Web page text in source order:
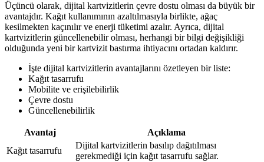
Üçüncü olarak, dijital kartvizitlerin çevre dostu olması da büyük bir
avantajdır. Kağıt kullanımının azaltılmasıyla birlikte, ağaç
kesilmekten kaçınılır ve enerji tüketimi azalır. Ayrıca, dijital
kartvizitlerin güncellenebilir olması, herhangi bir bilgi değişikliği
olduğunda yeni bir kartvizit bastırma ihtiyacını ortadan kaldırır.
İşte dijital kartvizitlerin avantajlarını özetleyen bir liste:
Kağıt tasarrufu
Mobilite ve erişilebilirlik
Çevre dostu
Güncellenebilirlik
Avantaj
Açıklama
Kağıt tasarrufu
Dijital kartvizitlerin basılıp dağıtılması
gerekmediği için kağıt tasarrufu sağlar.